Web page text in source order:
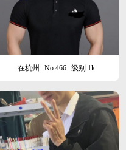
在杭州 No.466 级别:1k